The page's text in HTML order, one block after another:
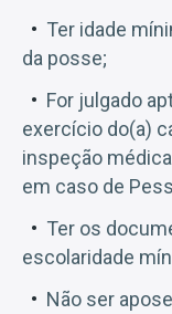
Ter idade
da posse;
For julgado
exercício do(a)
inspeção
em caso de
Ter os
escolaridade
Não ser